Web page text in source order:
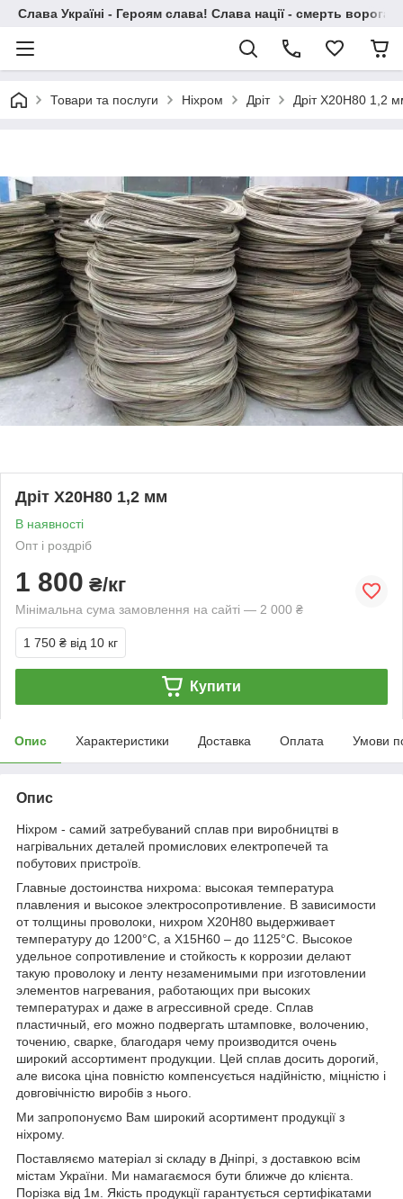
Слава Україні - Героям слава! Слава нації - смерть
Товари та послуги Ніхром Дріт Дріт Х20Н80 1,2
Дріт Х20Н80 1,2 мм
В наявності
Опт і роздріб
1 800 ₴/кг
Мінімальна сума замовлення на сайті — 2 000 ₴
1 750 ₴ від 10 кг
Купити
Опис Характеристики Доставка Оплата Умови
Опис
Ніхром - самий затребуваний сплав при виробництві в
нагрівальних деталей промислових електропечей та
побутових пристроїв.
Главные достоинства нихрома: высокая температура
плавления и высокое электросопротивление. В зависимости
от толщины проволоки, нихром Х20Н80 выдерживает
температуру до 1200°С, а Х15Н60 – до 1125°С. Высокое
удельное сопротивление и стойкость к коррозии делают
такую проволоку и ленту незаменимыми при изготовлении
элементов нагревания, работающих при высоких
температурах и даже в агрессивной среде. Сплав
пластичный, его можно подвергать штамповке, волочению,
точению, сварке, благодаря чему производится очень
широкий ассортимент продукции. Цей сплав досить дорогий,
але висока ціна повністю компенсується надійністю, міцністю і
довговічністю виробів з нього.
Ми запропонуємо Вам широкий асортимент продукції з
ніхрому.
Поставляємо матеріал зі складу в Дніпрі, з доставкою всім
містам України. Ми намагаємося бути ближче до клієнта.
Порізка від 1м. Якість продукції гарантується сертифікатами